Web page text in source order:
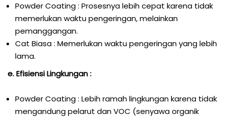
Powder Coating : Prosesnya lebih cepat karena tidak
memerlukan waktu pengeringan, melainkan
pemanggangan.
Cat Biasa : Memerlukan waktu pengeringan yang lebih
lama.
e. Efisiensi Lingkungan :
Powder Coating : Lebih ramah lingkungan karena tidak
mengandung pelarut dan VOC (senyawa organik